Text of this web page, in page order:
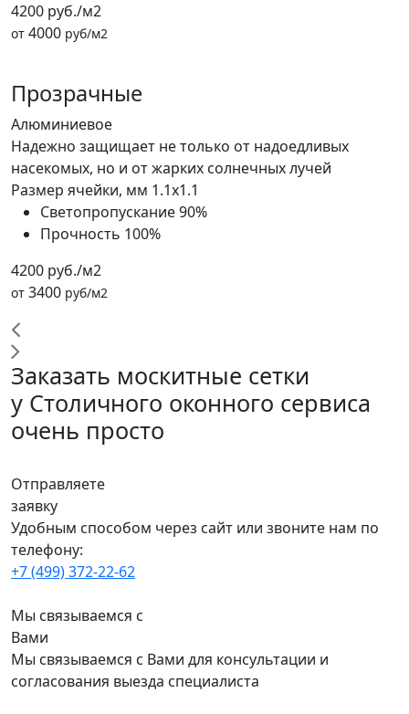
4200 руб./м2
от 4000 руб/м2
Прозрачные
Алюминиевое
Надежно защищает не только от надоедливых
насекомых, но и от жарких солнечных лучей
Размер ячейки, мм 1.1x1.1
Светопропускание90%
Прочность 100%
4200 руб./м2
от 3400 руб/м2
Заказать москитные сетки
у Столичного оконного сервиса
очень просто
Отправляете
заявку
Удобным способом через сайт или звоните нам по
телефону:
+7 (499) 372-22-62
Мы связываемся с
Вами
Мы связываемся с Вами для консультации и
согласования выезда специалиста